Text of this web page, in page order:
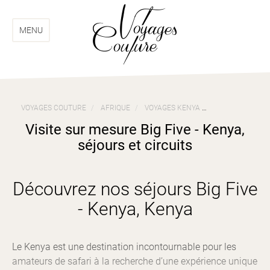
menu
contenuMENU
VOYAGES COUTURE AFRIQUE VOYAGES KENYA
Visite sur mesure Big Five - Kenya,
séjours et circuits
Découvrez nos séjours Big Five
- Kenya, Kenya
Le Kenya est une destination incontournable pour les
amateurs de safari à la recherche d’une expérience unique